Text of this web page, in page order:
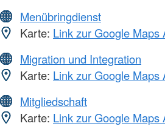
Menübringdienst
Karte: Link zur Google Maps
Migration und Integration
Karte: Link zur Google Maps
Mitgliedschaft
Karte: Link zur Google Maps